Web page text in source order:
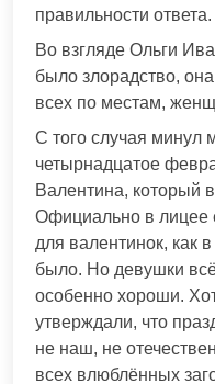
правильности ответа.
Во взгляде Ольги
было злорадство,
всех по местам,
С того случая минул
четырнадцатое
Валентина, который
Официально в лицее
для валентинок, как
было. Но девушки
особенно хороши.
утверждали, что
не наш, не
всех влюблённых